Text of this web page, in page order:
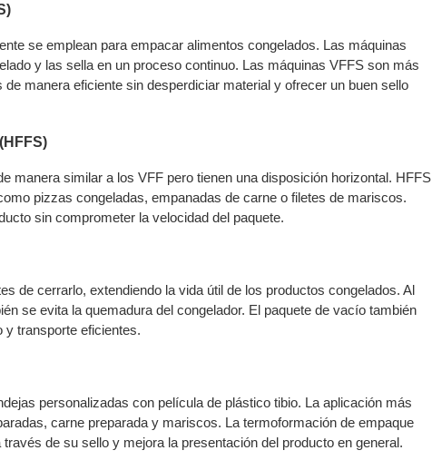
se emplean para empacar alimentos congelados. Las máquinas
y las sella en un proceso continuo. Las máquinas VFFS son más
manera eficiente sin desperdiciar material y ofrecer un buen sello
manera similar a los VFF pero tienen una disposición horizontal. HFFS
pizzas congeladas, empanadas de carne o filetes de mariscos.
sin comprometer la velocidad del paquete.
de cerrarlo, extendiendo la vida útil de los productos congelados. Al
se evita la quemadura del congelador. El paquete de vacío también
y transporte eficientes.
personalizadas con película de plástico tibio. La aplicación más
carne preparada y mariscos. La termoformación de empaque
de su sello y mejora la presentación del producto en general.